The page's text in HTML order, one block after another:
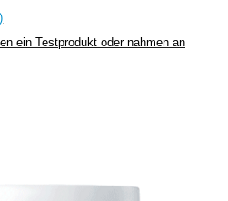
ein Testprodukt oder nahmen an